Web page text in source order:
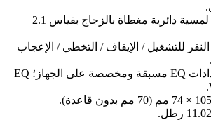
الشاشة: شاشة لمسية دائرية مغطاة بالزجاج بقياس 2.1
النقر للتشغيل / الإيقاف / التخطي / الإعجاب
EQ السريع: إعدادات EQ مسبقة ومخصصة على الجهاز؛ EQ